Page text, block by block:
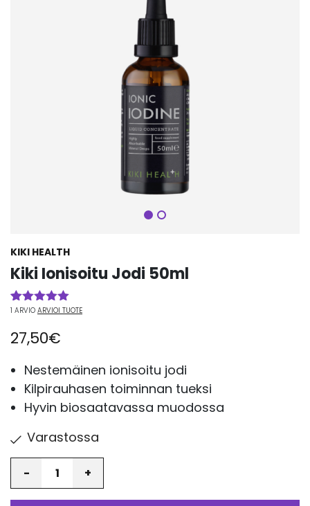
Seuraava
KIKI HEALTH
Kiki Ionisoitu Jodi 50ml
Arvio5.00
perustuen
1
asiakkaan
1 ARVIO ARVIOI TUOTE
27,50€
Nestemäinen ionisoitu jodi
Kilpirauhasen toiminnan tueksi
Hyvin biosaatavassa muodossa
Varastossa